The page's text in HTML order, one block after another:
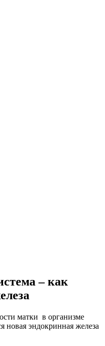
– как
матки в организме
эндокринная железа